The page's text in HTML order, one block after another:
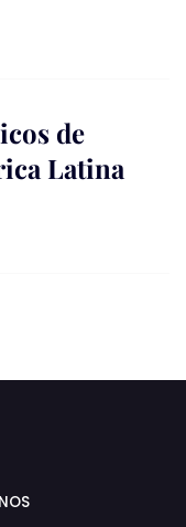
de
Latina